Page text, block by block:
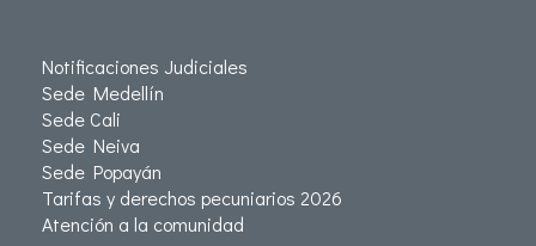
Notificaciones Judiciales
Sede Medellín
Sede Cali
Sede Neiva
Sede Popayán
Tarifas y derechos pecuniarios 2026
Atención a la comunidad